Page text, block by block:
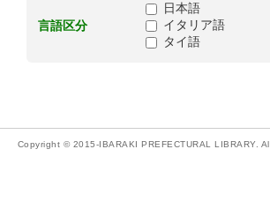
言語区分
日本語
イタリア語
タイ語
Copyright © 2015-IBARAKI PREFECTURAL LIBRARY.